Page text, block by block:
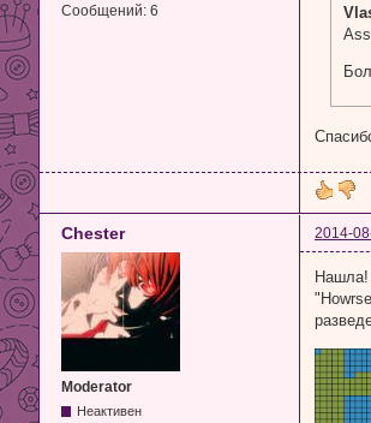
Сообщений: 6
Chester 2014-
Moderator
Неактивен
Нашла!